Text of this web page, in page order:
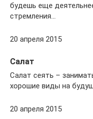
будешь еще
стремления…
20 апреля 2015
Салат
Салат сеять –
хорошие виды на
20 апреля 2015